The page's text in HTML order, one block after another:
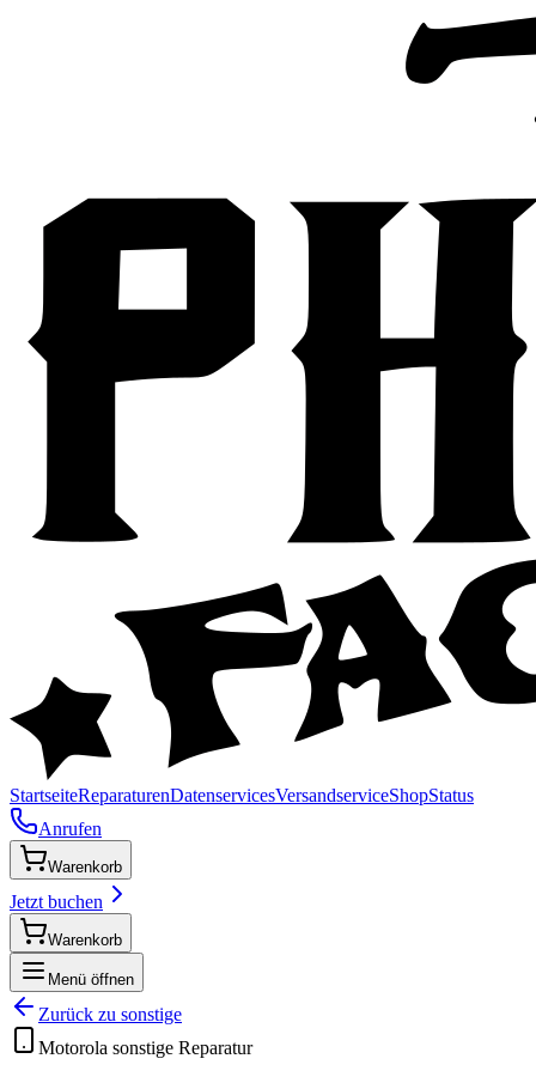
StartseiteReparaturenDatenservicesVersandserviceShopStatus
Anrufen
Warenkorb
Jetzt buchen
Warenkorb
Menü öffnen
Zurück zu sonstige
Motorola sonstige Reparatur